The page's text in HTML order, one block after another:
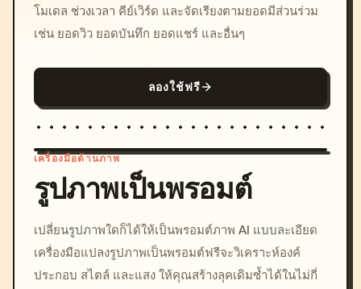
โมเดล ช่วงเวลา คีย์เวิร์ด และจัดเรียงตามยอดมีส่วนร่วม
เช่น ยอดวิว ยอดบันทึก ยอดแชร์ และอื่นๆ
ลองใช้ฟรี
c, cyberpunk sunset, neon
colors, 8k --v 6.0
เครื่องมือด้านภาพ
รูปภาพเป็นพรอมต์
เปลี่ยนรูปภาพใดก็ได้ให้เป็นพรอมต์ภาพ AI แบบละเอียด
เครื่องมือแปลงรูปภาพเป็นพรอมต์ฟรีจะวิเคราะห์องค์
ประกอบ สไตล์ และแสง ให้คุณสร้างลุคเดิมซ้ำได้ในไม่กี่